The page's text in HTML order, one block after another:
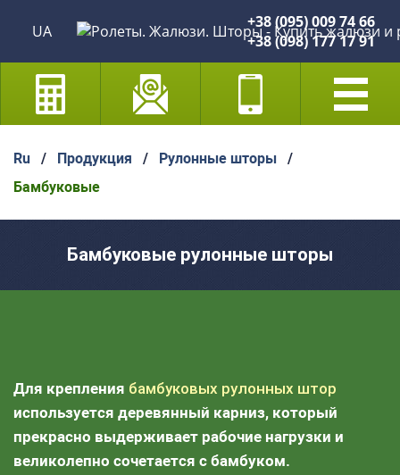
UA
+38 (095) 009 74 66
+38 (098) 177 17 91
Ru / Продукция / Рулонные шторы
/
Бамбуковые
Бамбуковые рулонные шторы
Для крепления бамбуковых рулонных штор
используется деревянный карниз, который
прекрасно выдерживает рабочие нагрузки и
великолепно сочетается с бамбуком.